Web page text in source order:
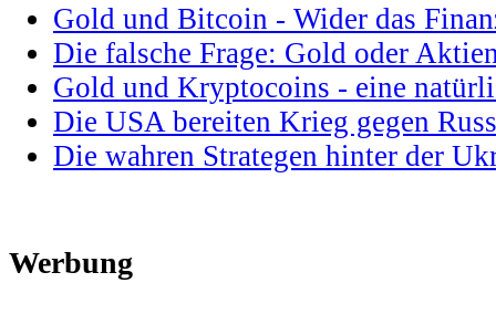
Gold und Bitcoin - Wider das
Die falsche Frage: Gold oder
Gold und Kryptocoins - eine
Die USA bereiten Krieg gegen
Die wahren Strategen hinter der
Werbung